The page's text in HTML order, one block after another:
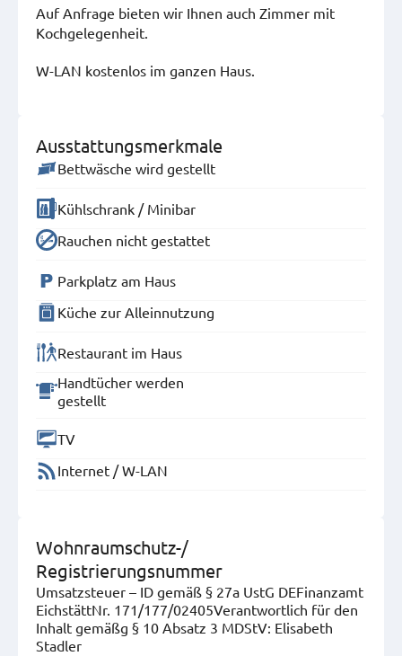
Auf Anfrage bieten wir Ihnen auch Zimmer mit
Kochgelegenheit.
W-LAN kostenlos im ganzen Haus.
Ausstattungsmerkmale
Bettwäsche wird gestellt
Kühlschrank / Minibar
Rauchen nicht gestattet
Parkplatz am Haus
Küche zur Alleinnutzung
Restaurant im Haus
Handtücher werden
gestellt
TV
Internet / W-LAN
Wohnraumschutz-/
Registrierungsnummer
Umsatzsteuer – ID gemäß § 27a UstG DEFinanzamt
EichstättNr. 171/177/02405Verantwortlich für den
Inhalt gemäßg § 10 Absatz 3 MDStV: Elisabeth
Stadler